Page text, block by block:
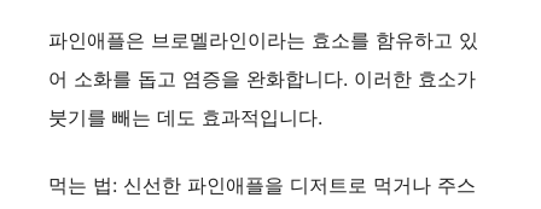
파인애플은 브로멜라인이라는 효소를 함유하고 있
어 소화를 돕고 염증을 완화합니다. 이러한 효소가
붓기를 빼는 데도 효과적입니다.
먹는 법: 신선한 파인애플을 디저트로 먹거나 주스